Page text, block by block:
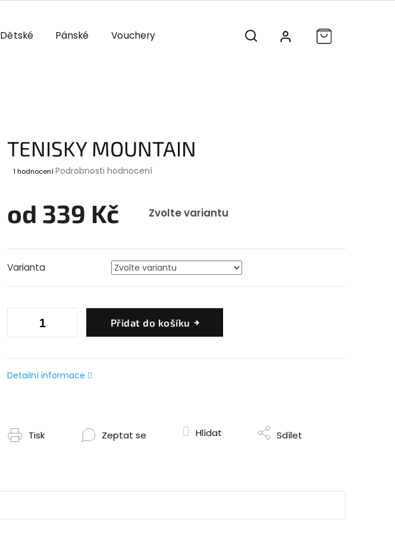
Dětské Pánské Vouchery Výprodej
TENISKY MOUNTAIN
Průměrné
5,0
z
hvězdiček.
1 hodnoceníPodrobnosti hodnocení
od 339 Kč Zvolte variantu
cena:
Varianta
Přidat do košíku
Detailní informace
Tisk Zeptat se Hlídat Sdílet